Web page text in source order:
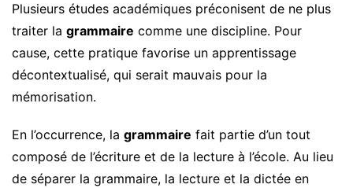
Plusieurs études académiques préconisent de ne plus
traiter la grammaire comme une discipline. Pour
cause, cette pratique favorise un apprentissage
décontextualisé, qui serait mauvais pour la
mémorisation.
En l’occurrence, la grammaire fait partie d’un tout
composé de l’écriture et de la lecture à l’école. Au lieu
de séparer la grammaire, la lecture et la dictée en